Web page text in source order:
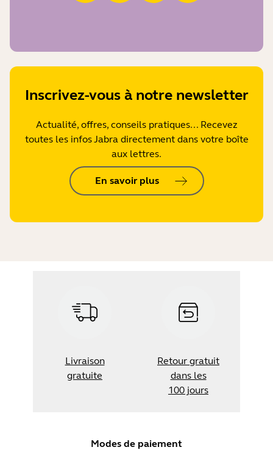
Inscrivez-vous à notre newsletter
Actualité, offres, conseils pratiques... Recevez
toutes les infos Jabra directement dans votre boîte
aux lettres.
En savoir plus
Livraison
gratuite
Retour gratuit
dans les
100 jours
Modes de paiement